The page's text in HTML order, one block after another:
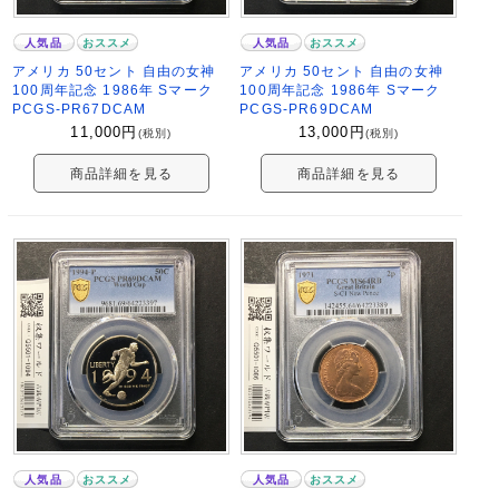
人気品 おススメ
アメリカ 50セント 自由の女神
100周年記念 1986年 Sマーク
PCGS-PR67DCAM
11,000 円 (税別)
商品詳細を見る
人気品 おススメ
アメリカ 50セント 自由の女神
100周年記念 1986年 Sマーク
PCGS-PR69DCAM
13,000 円 (税別)
商品詳細を見る
人気品 おススメ 人気品 おススメ